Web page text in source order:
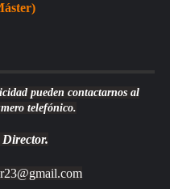
pueden contactarnos al
telefónico.
Director.